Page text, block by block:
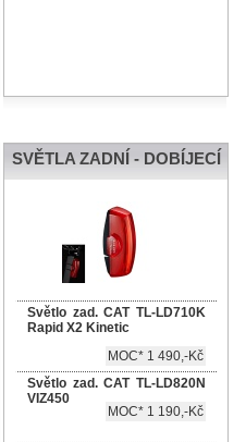
SVĚTLA ZADNÍ - DOBÍJECÍ
Světlo zad. CAT TL-LD710K
Rapid X2 Kinetic
MOC* 1 490,-Kč
Světlo zad. CAT TL-LD820N
VIZ450
MOC* 1 190,-Kč